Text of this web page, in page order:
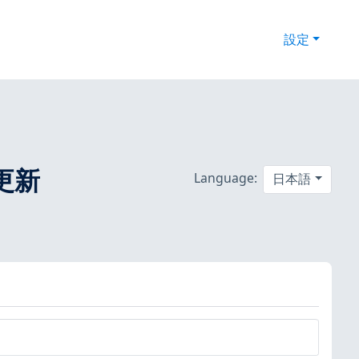
設定
新 Language: 日本語